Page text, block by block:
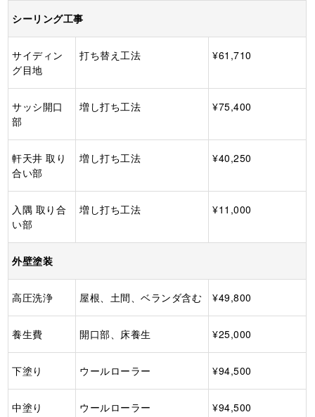
シーリング工事
サイディン
グ目地
打ち替え工法 ¥61,710
サッシ開口
部
増し打ち工法 ¥75,400
軒天井 取り
合い部
増し打ち工法 ¥40,250
入隅 取り合
い部
増し打ち工法 ¥11,000
外壁塗装
高圧洗浄 屋根、土間、ベランダ含む ¥49,800
養生費 開口部、床養生 ¥25,000
下塗り ウールローラー ¥94,500
中塗り ウールローラー ¥94,500